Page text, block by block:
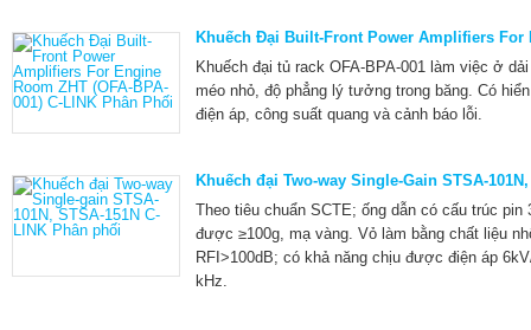
Khuếch Đại Built-Front Power Amplifiers For
Khuếch đại tủ rack OFA-BPA-001 làm việc ở
méo nhỏ, độ phẳng lý tưởng trong băng. Có
điện áp, công suất quang và cảnh báo lỗi.
Khuếch đại Two-way Single-Gain STSA-101N,
Theo tiêu chuẩn SCTE; ống dẫn có cấu trúc
được ≥100g, mạ vàng. Vỏ làm bằng chất liệu
RFI>100dB; có khả năng chịu được điện áp
kHz.